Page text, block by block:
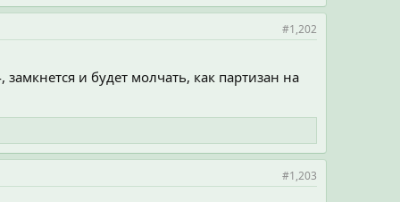
#1,202
и будет молчать, как партизан на
#1,203